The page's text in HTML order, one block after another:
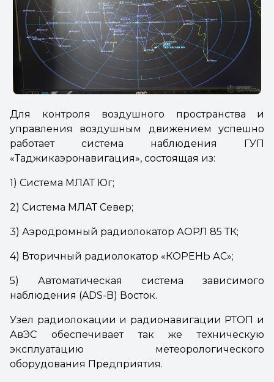
Для контроля воздушного пространства и
управления воздушным движением успешно
работает система наблюдения ГУП
«Таджикаэронавигация», состоящая из:
1) Система МЛАТ Юг;
2) Система МЛАТ Север;
3) Аэродромный радиолокатор АОРЛ 85 ТК;
4) Вторичный радиолокатор «КОРЕНЬ АС»;
5) Автоматическая система зависимого
наблюдения (ADS-B) Восток.
Узел радиолокации и радионавигации РТОП и
АвЭС обеспечивает так же техническую
эксплуатацию метеорологического
оборудования Предприятия.